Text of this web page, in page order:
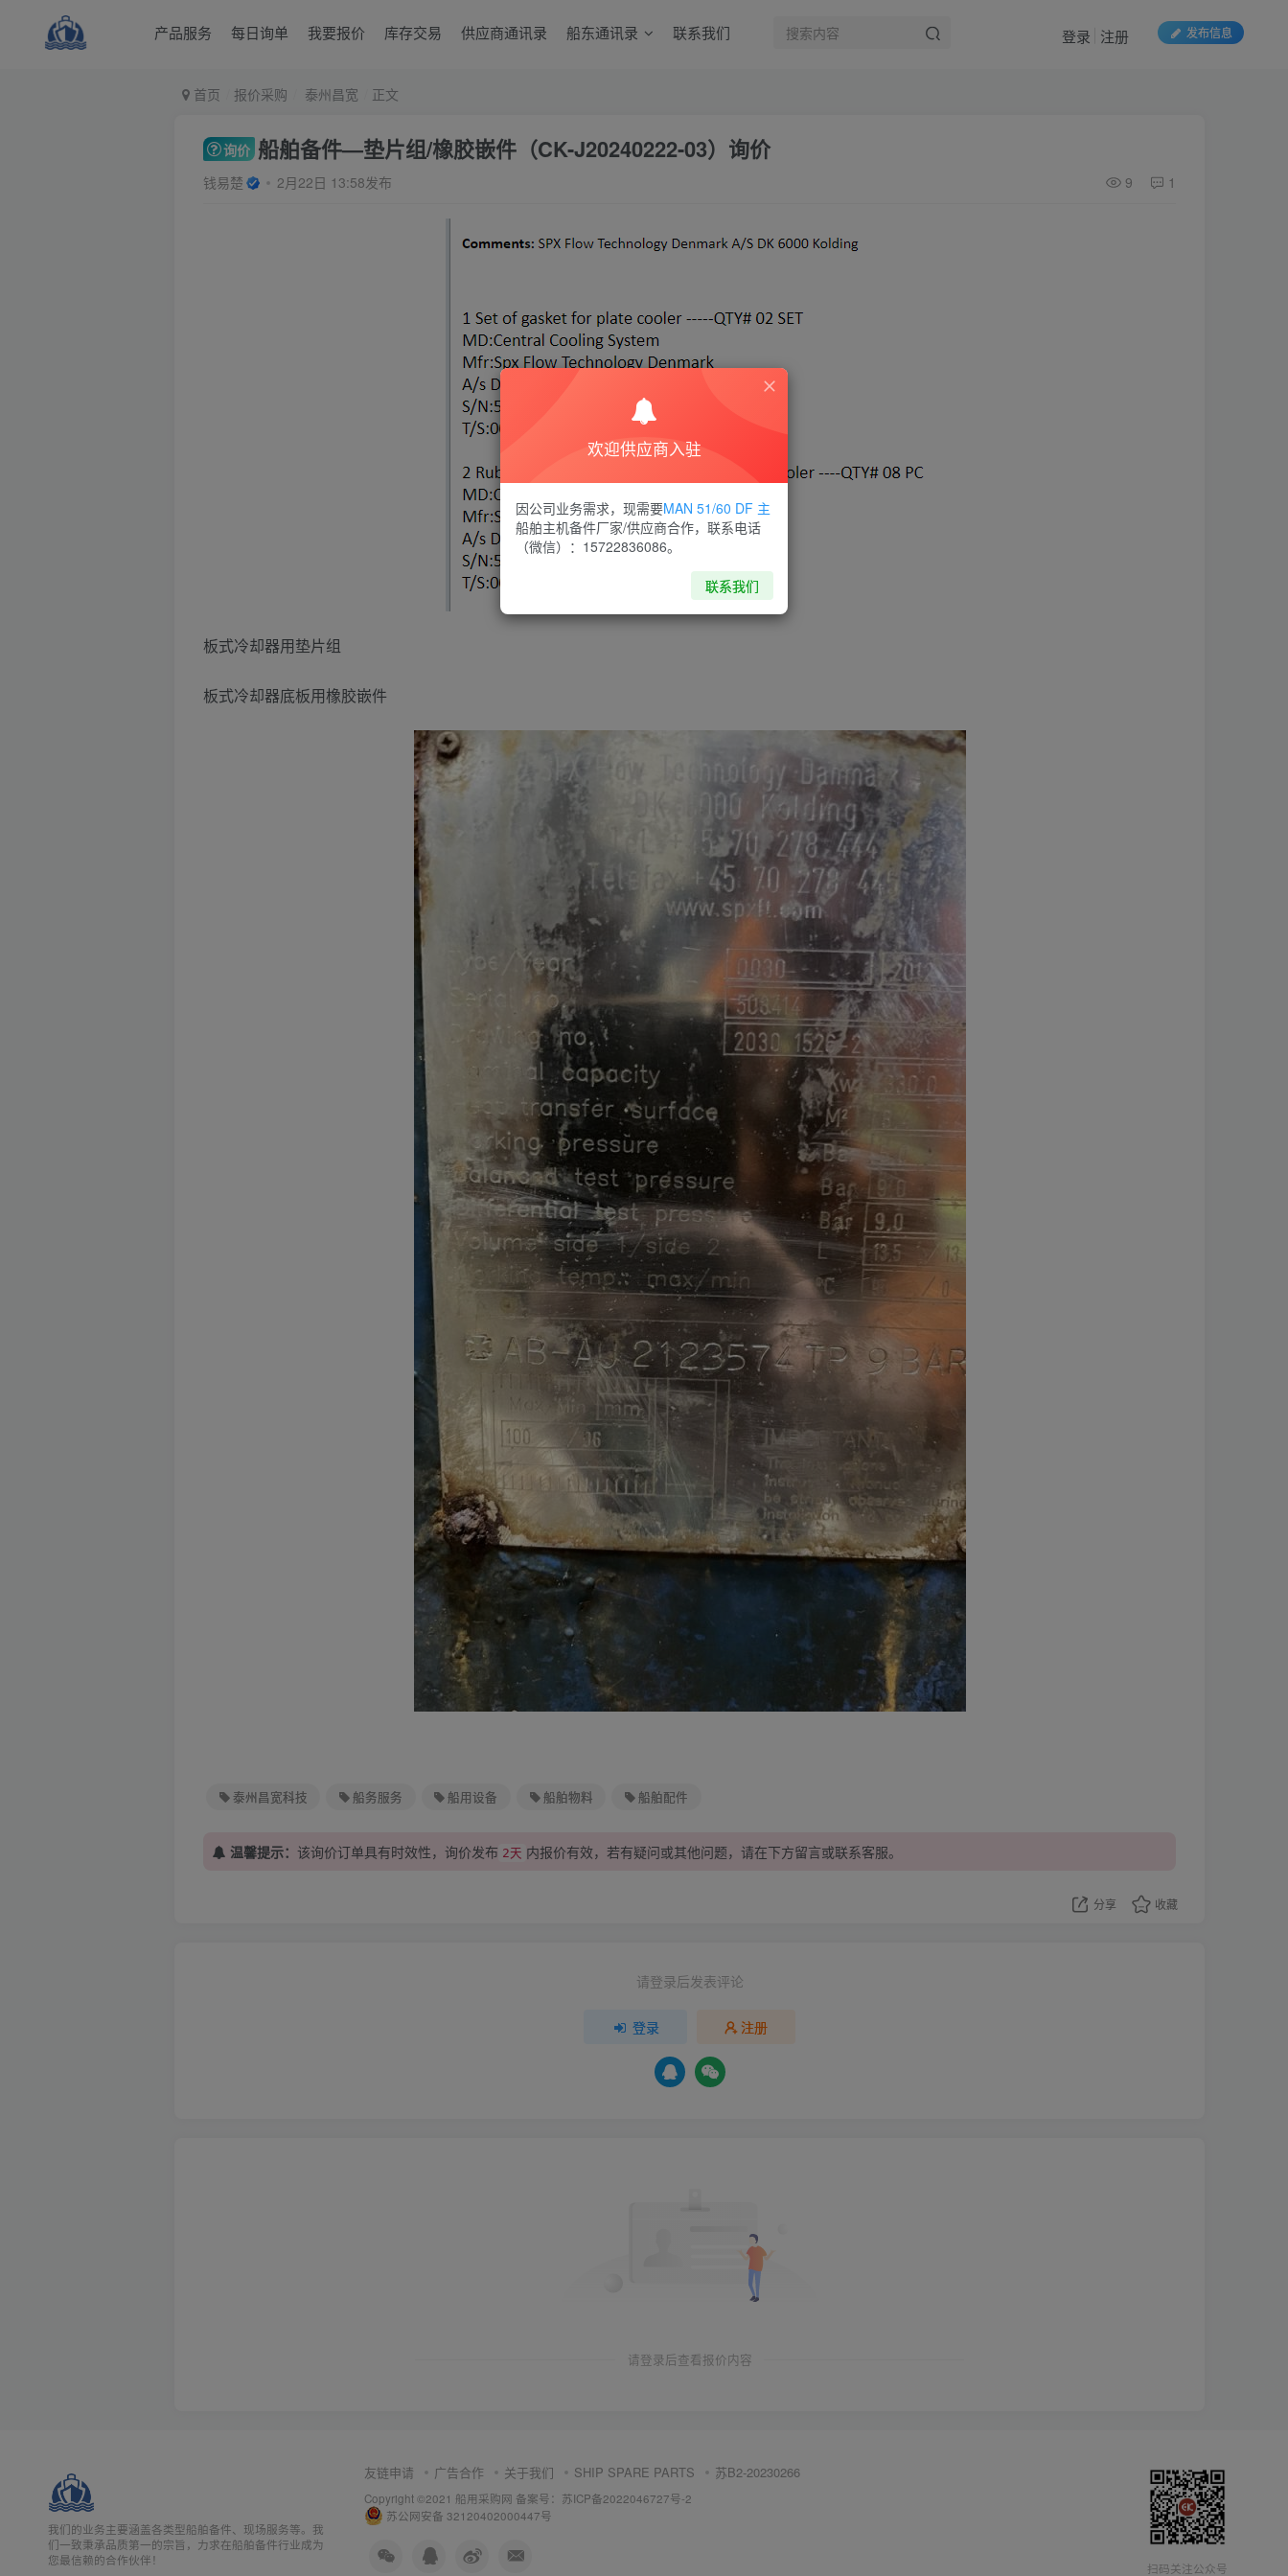
产品服务 每日询单 我要报价 库存交易 供应商通讯录 船东通讯录 联系我们 发布信息
登录 注册
首页 报价采购 泰州昌宽 正文
询价 船舶备件—垫片组/橡胶嵌件（CK-J20240222-03）询价
钱易楚 2月22日 13:58发布 9 1
板式冷却器用垫片组
板式冷却器底板用橡胶嵌件
泰州昌宽科技 船务服务 船用设备 船舶物料 船舶配件
温馨提示： 该询价订单具有时效性，询价发布 2天 内报价有效，若有疑问或其他问题，请在下方留言或联系客服。
分享 收藏
请登录后发表评论
登录 注册
请登录后查看报价内容
我们的业务主要涵盖各类型船舶备件、现场服务等。我
们一致秉承品质第一的宗旨，力求在船舶备件行业成为
您最信赖的合作伙伴！
友链申请 广告合作 关于我们 SHIP SPARE PARTS 苏B2-20230266
Copyright ©2021 船用采购网 备案号：苏ICP备2022046727号-2
苏公网安备 32120402000447号
扫码关注公众号
欢迎供应商入驻
因公司业务需求，现需要MAN 51/60 DF 主
船舶主机备件厂家/供应商合作，联系电话
（微信）：15722836086。
联系我们